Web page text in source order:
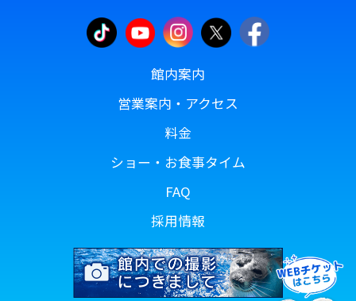
館内案内
営業案内・アクセス
料金
ショー・お食事タイム
FAQ
採用情報